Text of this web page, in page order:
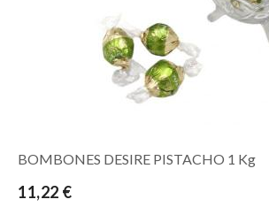
BOMBONES DESIRE PISTACHO 1 Kg
11,22 €